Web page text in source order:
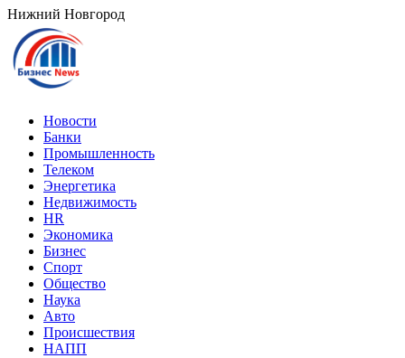
Нижний Новгород
Новости
Банки
Промышленность
Телеком
Энергетика
Недвижимость
HR
Экономика
Бизнес
Спорт
Общество
Наука
Авто
Происшествия
НАПП